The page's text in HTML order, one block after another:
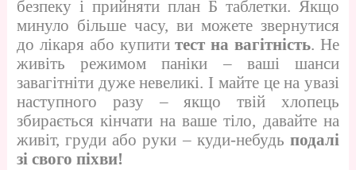
безпеку і прийняти план Б таблетки. Якщо
минуло більше часу, ви можете звернутися
до лікаря або купититест на вагітність. Не
живіть режимом паніки – ваші шанси
завагітніти дуже невеликі. І майте це на увазі
наступного разу – якщо твій хлопець
збирається кінчати на ваше тіло, давайте на
живіт, груди або руки – куди-небудь подалі
зі свого піхви!